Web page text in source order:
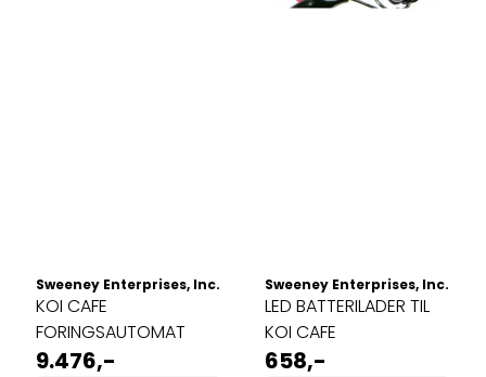
Sweeney Enterprises, Inc.
KOI CAFE
FORINGSAUTOMAT
9.476,-
Sweeney Enterprises, Inc.
LED BATTERILADER TIL
KOI CAFE
658,-